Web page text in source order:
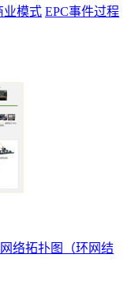
业模式 EPC事件过程
络拓扑图（环网结